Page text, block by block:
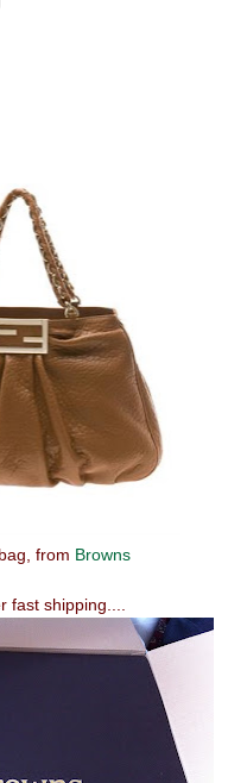
from Browns
shipping....